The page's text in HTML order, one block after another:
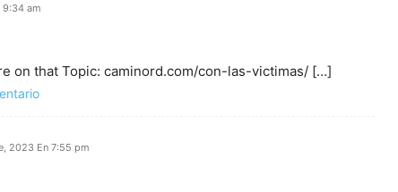
9:34 am
on that Topic: caminord.com/con-las-victimas/ […]
2023 En 7:55 pm